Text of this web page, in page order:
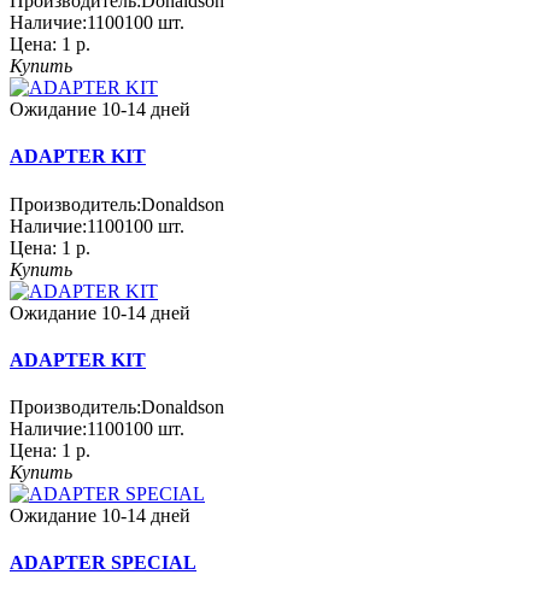
Наличие:1100100 шт.
Цена: 1 р.
Купить
Ожидание 10-14 дней
ADAPTER KIT
Производитель:Donaldson
Наличие:1100100 шт.
Цена: 1 р.
Купить
Ожидание 10-14 дней
ADAPTER KIT
Производитель:Donaldson
Наличие:1100100 шт.
Цена: 1 р.
Купить
Ожидание 10-14 дней
ADAPTER SPECIAL